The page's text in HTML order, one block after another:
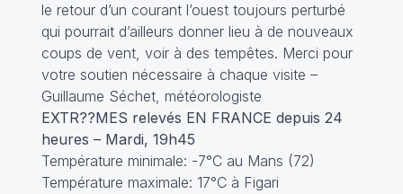
le retour d’un courant l’ouest toujours perturbé
qui pourrait d’ailleurs donner lieu à de nouveaux
coups de vent, voir à des tempêtes. Merci pour
votre soutien nécessaire à chaque visite –
Guillaume Séchet, météorologiste
EXTR??MES relevés EN FRANCE depuis 24
heures – Mardi, 19h45
Température minimale: -7°C au Mans (72)
Température maximale: 17°C à Figari